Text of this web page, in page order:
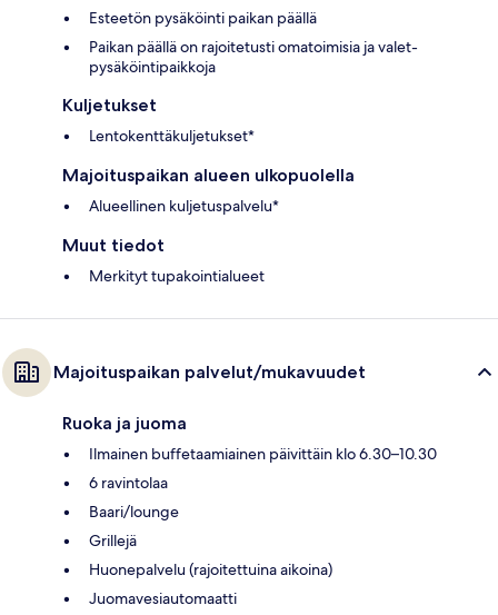
Esteetön pysäköinti paikan päällä
Paikan päällä on rajoitetusti omatoimisia ja valet-
pysäköintipaikkoja
Kuljetukset
Lentokenttäkuljetukset*
Majoituspaikan alueen ulkopuolella
Alueellinen kuljetuspalvelu*
Muut tiedot
Merkityt tupakointialueet
Majoituspaikan palvelut/mukavuudet
Ruoka ja juoma
Ilmainen buffetaamiainen päivittäin klo 6.30–10.30
6 ravintolaa
Baari/lounge
Grillejä
Huonepalvelu (rajoitettuina aikoina)
Juomavesiautomaatti